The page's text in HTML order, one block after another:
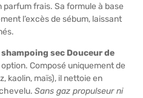
frais. Sa formule à base
l’excès de sébum, laissant
shampoing sec Douceur de
Composé uniquement de
kaolin, maïs), il nettoie en
Sans gaz propulseur ni